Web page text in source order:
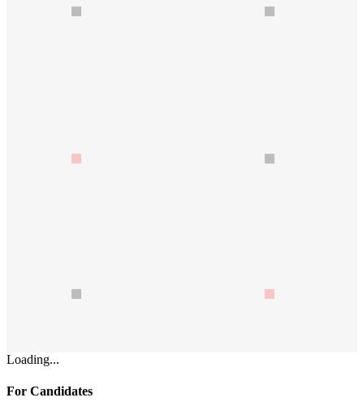
Loading...
For Candidates